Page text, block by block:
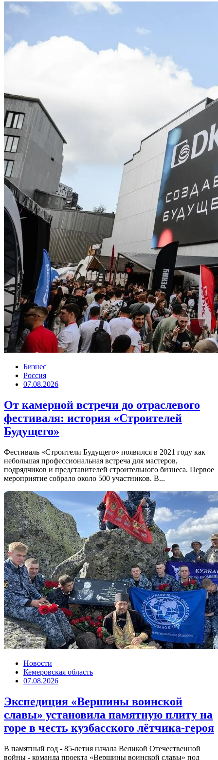
Бизнес
Россия
07.08.2026
От камерной встречи до отраслевого
фестиваля: история «Строителей
Будущего»
Фестиваль «Строители Будущего» появился в 2021 году как
небольшая профессиональная встреча для мастеров,
подрядчиков и представителей строительного бизнеса. Первое
мероприятие собрало около 500 участников. В...
Новости
Кемеровская область
07.08.2026
Экспедиция «Вершины воинской
славы» установила памятную плиту на
горе в честь кузбасского лётчика-героя
В памятный год - 85-летия начала Великой Отечественной
войны - команда проекта «Вершины воинской славы» под